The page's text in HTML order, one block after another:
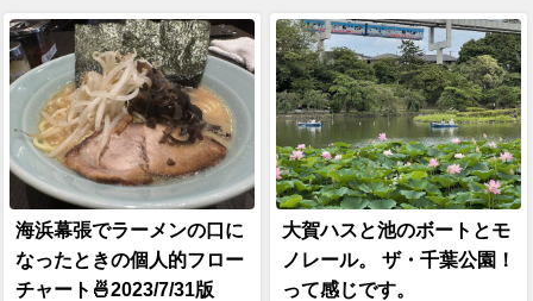
海浜幕張でラーメンの口に
なったときの個人的フロー
チャート🍜2023/7/31版
大賀ハスと池のボートとモ
ノレール。 ザ・千葉公園！
って感じです。